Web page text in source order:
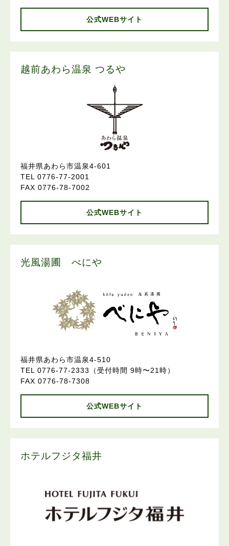
公式WEBサイト
越前あわら温泉 つるや
福井県あわら市温泉4-601
TEL 0776-77-2001
FAX 0776-78-7002
公式WEBサイト
光風湯圃 べにや
福井県あわら市温泉4-510
TEL 0776-77-2333（受付時間 9時〜21時）
FAX 0776-78-7308
公式WEBサイト
ホテルフジタ福井